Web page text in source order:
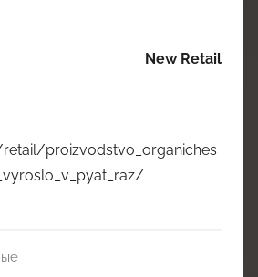
New Retail
proizvodstvo_organiches